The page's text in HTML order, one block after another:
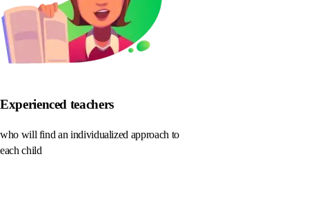
Experienced teachers
who will find an individualized approach to
each child